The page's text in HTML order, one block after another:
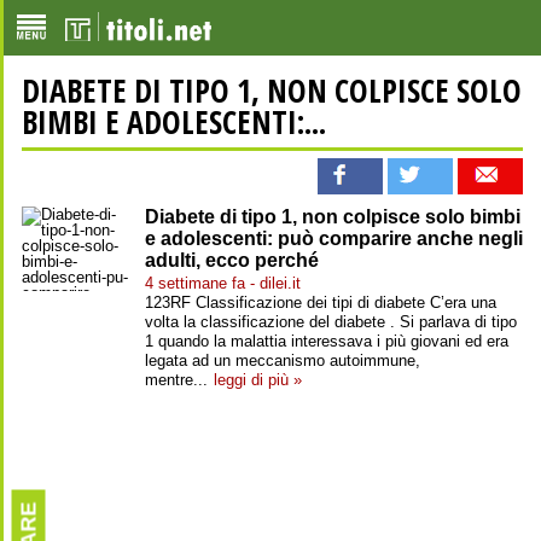
DIABETE DI TIPO 1, NON COLPISCE SOLO
BIMBI E ADOLESCENTI:...
Diabete di tipo 1, non colpisce solo bimbi
e adolescenti: può comparire anche negli
adulti, ecco perché
4 settimane fa - dilei.it
123RF Classificazione dei tipi di diabete C’era una
volta la classificazione del diabete . Si parlava di tipo
1 quando la malattia interessava i più giovani ed era
legata ad un meccanismo autoimmune,
mentre... leggi di più »